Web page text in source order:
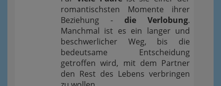
romantischsten Momente ihrer
Beziehung - die Verlobung.
Manchmal ist es ein langer und
beschwerlicher Weg, bis die
bedeutsame Entscheidung
getroffen wird, mit dem Partner
den Rest des Lebens verbringen